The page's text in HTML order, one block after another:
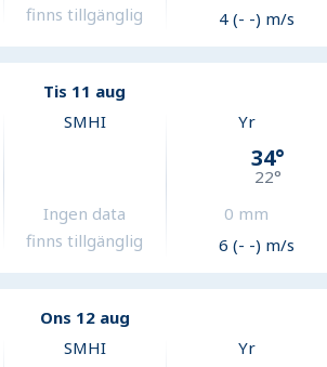
finns tillgänglig
4 (- -) m/s
Tis 11 aug
SMHI
Ingen data
finns tillgänglig
Yr
34°
22°
0 mm
6 (- -) m/s
Ons 12 aug
SMHI Yr